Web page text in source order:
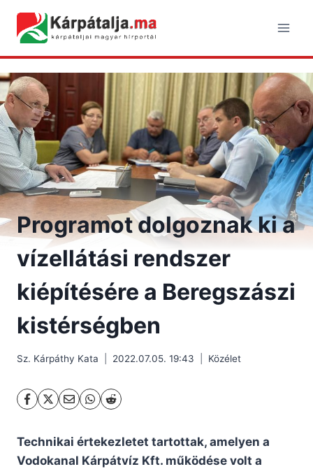
content
Programot dolgoznak ki a
vízellátási rendszer
kiépítésére a Beregszászi
kistérségben
Sz. Kárpáthy Kata 2022.07.05. 19:43 Közélet
Technikai értekezletet tartottak, amelyen a
Vodokanal Kárpátvíz Kft. működése volt a